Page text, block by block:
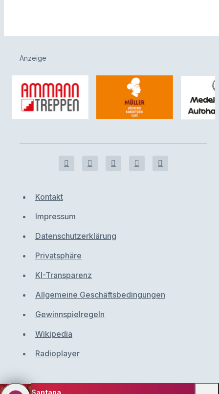
Anzeige
Kontakt
Impressum
Datenschutzerklärung
Privatsphäre
KI-Transparenz
Allgemeine Geschäftsbedingungen
Gewinnspielregeln
Wikipedia
Radioplayer
Santana